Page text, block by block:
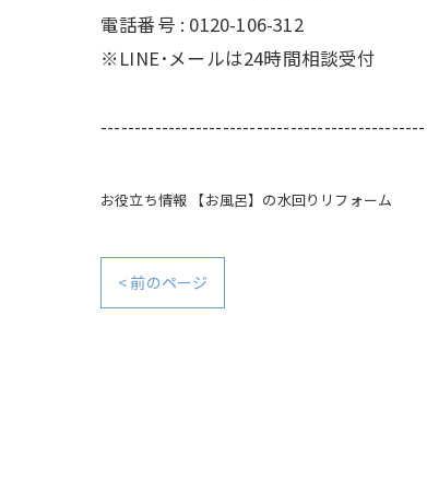
電話番号 : 0120-106-312
※LINE･メールは24時間相談受付
お役立ち情報 【お風呂】の水回りリフォーム
< 前のページ